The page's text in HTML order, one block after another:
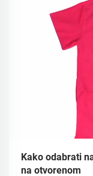
Kako odabrati
na otvorenom